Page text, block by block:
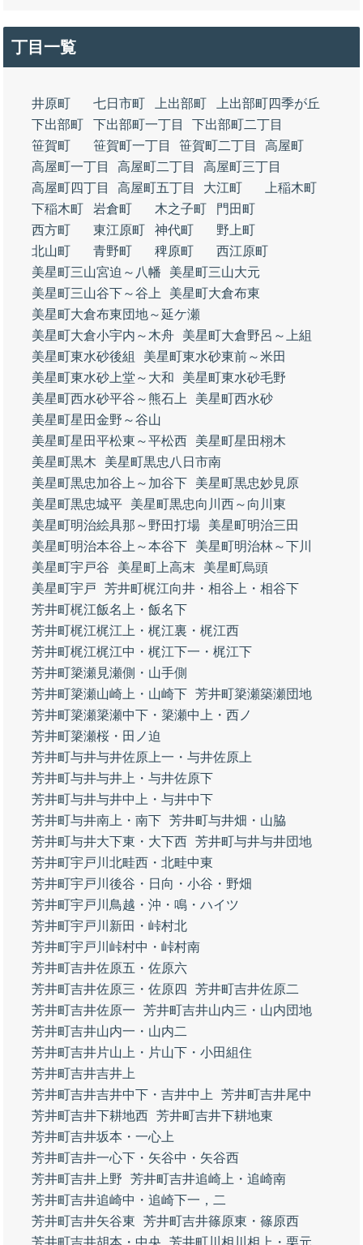
丁目一覧
井原町 七日市町 上出部町
上出部町四季が丘
下出部町
下出部町一丁目
下出部町二丁目
笹賀町
笹賀町一丁目 笹賀町二丁目
高屋町
高屋町一丁目
高屋町二丁目
高屋町三丁目
高屋町四丁目
高屋町五丁目 大江町
上稲木町
下稲木町
岩倉町 木之子町
門田町
西方町
東江原町 神代町
野上町
北山町
青野町 稗原町
西江原町
美星町三山宮迫～八幡
美星町三山大元
美星町三山谷下～谷上
美星町大倉布東
美星町大倉布東団地～延ケ瀬
美星町大倉小宇内～木舟
美星町大倉野呂～上組
美星町東水砂後組
美星町東水砂東前～米田
美星町東水砂上堂～大和
美星町東水砂毛野
美星町西水砂平谷～熊石上
美星町西水砂
美星町星田金野～谷山
美星町星田平松東～平松西
美星町星田栩木
美星町黒木
美星町黒忠八日市南
美星町黒忠加谷上～加谷下
美星町黒忠妙見原
美星町黒忠城平
美星町黒忠向川西～向川東
美星町明治絵具那～野田打場
美星町明治三田
美星町明治本谷上～本谷下
美星町明治林～下川
美星町宇戸谷
美星町上高末
美星町烏頭
美星町宇戸
芳井町梶江向井・相谷上・相谷下
芳井町梶江飯名上・飯名下
芳井町梶江梶江上・梶江裏・梶江西
芳井町梶江梶江中・梶江下一・梶江下
芳井町簗瀬見瀬側・山手側
芳井町簗瀬山崎上・山崎下 芳井町簗瀬築瀬団地
芳井町簗瀬簗瀬中下・簗瀬中上・西ノ
芳井町簗瀬桜・田ノ迫
芳井町与井与井佐原上一・与井佐原上
芳井町与井与井上・与井佐原下
芳井町与井与井中上・与井中下
芳井町与井南上・南下 芳井町与井畑・山脇
芳井町与井大下東・大下西 芳井町与井与井団地
芳井町宇戸川北畦西・北畦中東
芳井町宇戸川後谷・日向・小谷・野畑
芳井町宇戸川鳥越・沖・鳴・ハイツ
芳井町宇戸川新田・峠村北
芳井町宇戸川峠村中・峠村南
芳井町吉井佐原五・佐原六
芳井町吉井佐原三・佐原四
芳井町吉井佐原二
芳井町吉井佐原一
芳井町吉井山内三・山内団地
芳井町吉井山内一・山内二
芳井町吉井片山上・片山下・小田組住
芳井町吉井吉井上
芳井町吉井吉井中下・吉井中上
芳井町吉井尾中
芳井町吉井下耕地西 芳井町吉井下耕地東
芳井町吉井坂本・一心上
芳井町吉井一心下・矢谷中・矢谷西
芳井町吉井上野
芳井町吉井追崎上・追崎南
芳井町吉井追崎中・追崎下一，二
芳井町吉井矢谷東
芳井町吉井篠原東・篠原西
芳井町吉井胡本・中央
芳井町川相川相上・栗元